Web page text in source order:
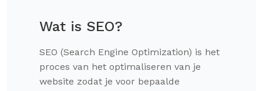
Wat is SEO?
SEO (Search Engine Optimization) is het
proces van het optimaliseren van je
website zodat je voor bepaalde